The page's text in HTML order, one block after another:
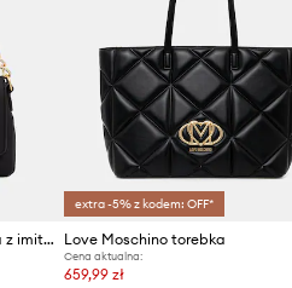
Love Moschino torebka damska z imitacji skóry
extra -5% z kodem: OFF*
Love Moschino torebka
Cena aktualna:
659,99 zł